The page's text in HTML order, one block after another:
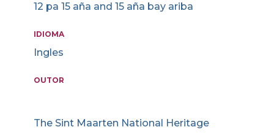
12 pa 15 aña and 15 aña bay ariba
IDIOMA
Ingles
OUTOR
The Sint Maarten National Heritage